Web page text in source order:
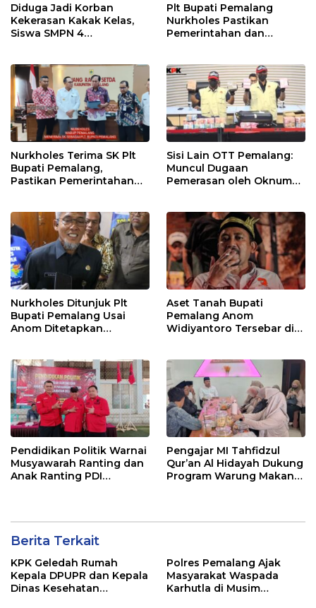
Diduga Jadi Korban
Kekerasan Kakak Kelas,
Siswa SMPN 4
Plt Bupati Pemalang
Nurkholes Pastikan
Pemerintahan dan
Nurkholes Terima SK Plt
Bupati Pemalang,
Pastikan Pemerintahan
Sisi Lain OTT Pemalang:
Muncul Dugaan
Pemerasan oleh Oknum
Nurkholes Ditunjuk Plt
Bupati Pemalang Usai
Anom Ditetapkan
Aset Tanah Bupati
Pemalang Anom
Widiyantoro Tersebar di
Pendidikan Politik Warnai
Musyawarah Ranting dan
Anak Ranting PDI
Pengajar MI Tahfidzul
Qur’an Al Hidayah Dukung
Program Warung Makan
Berita Terkait
KPK Geledah Rumah
Kepala DPUPR dan Kepala
Dinas Kesehatan
Polres Pemalang Ajak
Masyarakat Waspada
Karhutla di Musim